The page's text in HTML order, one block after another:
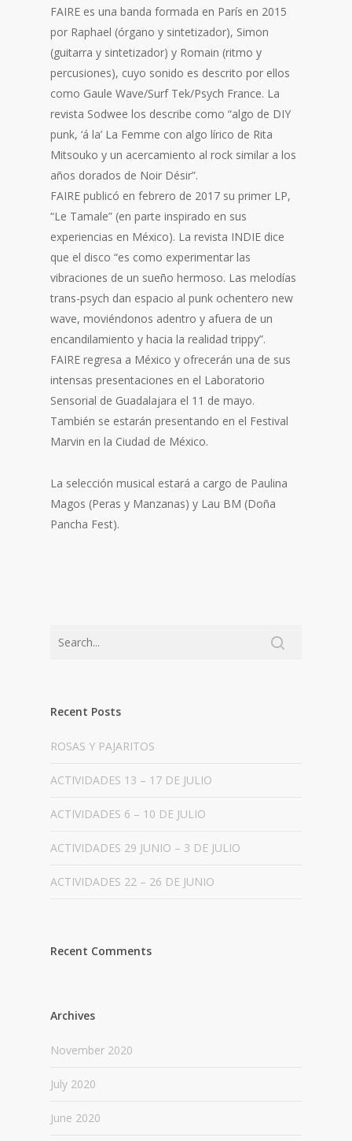
FAIRE es una banda formada en París en 2015
por Raphael (órgano y sintetizador), Simon
(guitarra y sintetizador) y Romain (ritmo y
percusiones), cuyo sonido es descrito por ellos
como Gaule Wave/Surf Tek/Psych France. La
revista Sodwee los describe como “algo de DIY
punk, ‘á la’ La Femme con algo lírico de Rita
Mitsouko y un acercamiento al rock similar a los
años dorados de Noir Désir”.
FAIRE publicó en febrero de 2017 su primer LP,
“Le Tamale” (en parte inspirado en sus
experiencias en México). La revista INDIE dice
que el disco “es como experimentar las
vibraciones de un sueño hermoso. Las melodías
trans-psych dan espacio al punk ochentero new
wave, moviéndonos adentro y afuera de un
encandilamiento y hacia la realidad trippy”.
FAIRE regresa a México y ofrecerán una de sus
intensas presentaciones en el Laboratorio
Sensorial de Guadalajara el 11 de mayo.
También se estarán presentando en el Festival
Marvin en la Ciudad de México.
La selección musical estará a cargo de Paulina
Magos (Peras y Manzanas) y Lau BM (Doña
Pancha Fest).
Recent Posts
ROSAS Y PAJARITOS
ACTIVIDADES 13 – 17 DE JULIO
ACTIVIDADES 6 – 10 DE JULIO
ACTIVIDADES 29 JUNIO – 3 DE JULIO
ACTIVIDADES 22 – 26 DE JUNIO
Recent Comments
Archives
November 2020
July 2020
June 2020